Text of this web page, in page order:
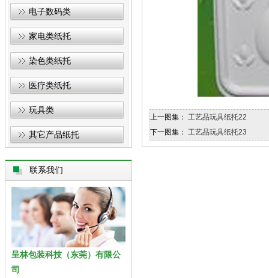
电子数码类
家电类纸托
染色类纸托
医疗类纸托
玩具类
其它产品纸托
联系我们
呈林包装科技（东莞）有限公
司
上一图集： 工艺品玩具纸托22
下一图集： 工艺品玩具纸托23